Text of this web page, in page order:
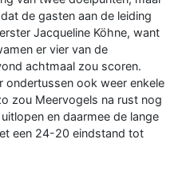
de gasten aan de leiding
Jacqueline Köhne, want
er vier van de
achtmaal zou scoren.
ondertussen ook weer enkele
zou Meervogels na rust nog
en daarmee de lange
een 24-20 eindstand tot